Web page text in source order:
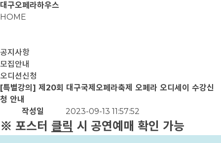
대구오페라하우스
HOME
공지사항
모집안내
오디션신청
[특별강의] 제20회 대구국제오페라축제 오페라 오디세이 수강신
청 안내
작성일
2023-09-13 11:57:52
※ 포스터 클릭 시 공연예매 확인 가능